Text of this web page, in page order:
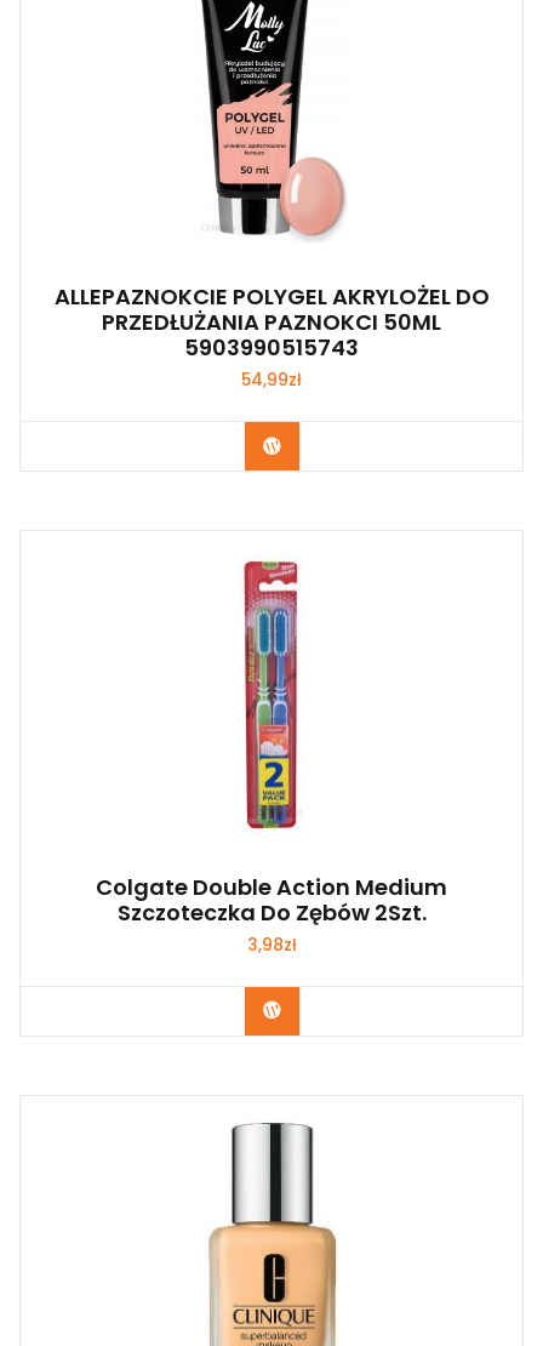
ALLEPAZNOKCIE POLYGEL AKRYLOŻEL DO
PRZEDŁUŻANIA PAZNOKCI 50ML
5903990515743
54,99zł
Zobacz
Colgate Double Action Medium
Szczoteczka Do Zębów 2Szt.
3,98zł
Zobacz